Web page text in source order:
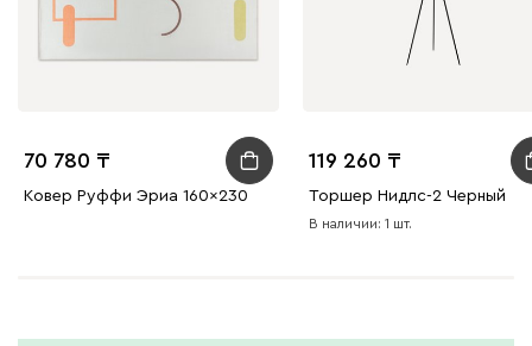
70 780
Ковер Руффи Эриа 160x230
119 260
Торшер Нидлс-2 Черный
В наличии: 1 шт.